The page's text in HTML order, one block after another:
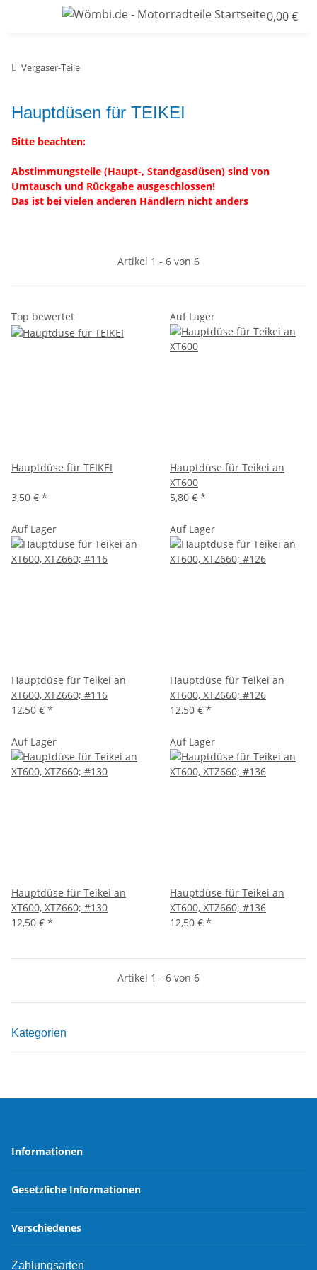
0,00 €
Vergaser-Teile
Hauptdüsen für TEIKEI
Bitte beachten:
Abstimmungsteile (Haupt-, Standgasdüsen) sind von
Umtausch und Rückgabe ausgeschlossen!
Das ist bei vielen anderen Händlern nicht anders
Artikel 1 - 6 von 6
Top bewertet
Hauptdüse für TEIKEI
3,50 € *
Auf Lager
Hauptdüse für Teikei an
XT600
5,80 € *
Auf Lager
Hauptdüse für Teikei an
XT600, XTZ660; #116
12,50 € *
Auf Lager
Hauptdüse für Teikei an
XT600, XTZ660; #126
12,50 € *
Auf Lager
Hauptdüse für Teikei an
XT600, XTZ660; #130
12,50 € *
Auf Lager
Hauptdüse für Teikei an
XT600, XTZ660; #136
12,50 € *
Artikel 1 - 6 von 6
Kategorien
Informationen
Gesetzliche Informationen
Verschiedenes
Zahlungsarten